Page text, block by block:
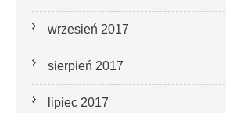
wrzesień 2017
sierpień 2017
lipiec 2017